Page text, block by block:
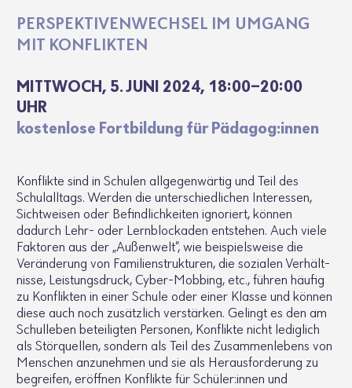
PERSPEK­TI­VEN­WECHSEL IM UMGANG
MIT KONFLIKTEN
MITT­WOCH, 5. JUNI 2024, 18:00-20:00
UHR
kosten­lose Fort­bil­dung für Pädagog:innen
Konflikte sind in Schulen allge­gen­wärtig und Teil des
Schul­all­tags. Werden die unter­schied­li­chen Inter­essen,
Sicht­weisen oder Befind­lich­keiten igno­riert, können
dadurch Lehr- oder Lern­blo­ckaden entstehen. Auch viele
Faktoren aus der „Außen­welt“, wie beispiels­weise die
Verän­de­rung von Fami­li­en­struk­turen, die sozialen Verhält­
nisse, Leis­tungs­druck, Cyber-Mobbing, etc., führen häufig
zu Konflikten in einer Schule oder einer Klasse und können
diese auch noch zusätz­lich verstärken. Gelingt es den am
Schul­leben betei­ligten Personen, Konflikte nicht ledig­lich
als Stör­quellen, sondern als Teil des Zusam­men­le­bens von
Menschen anzu­nehmen und sie als Heraus­for­de­rung zu
begreifen, eröffnen Konflikte für Schüler:innen und